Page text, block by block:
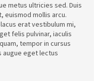
metus ultricies sed. Duis
euismod mollis arcu.
erat vestibulum mi,
felis pulvinar, iaculis
tempor in cursus
augue eget lectus